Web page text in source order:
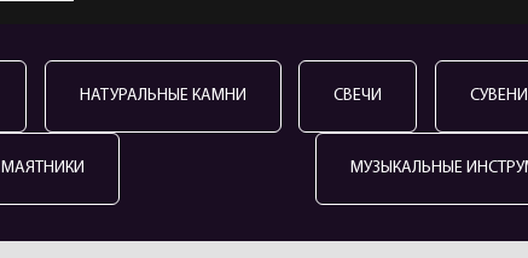
НАТУРАЛЬНЫЕ КАМНИ СВЕЧИ
МАЯТНИКИ МУЗЫКАЛЬНЫЕ